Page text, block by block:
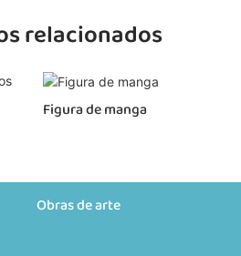
relacionados
Figura de manga
Obras de arte